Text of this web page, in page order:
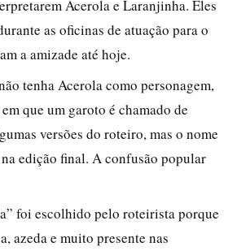
Acerola e Laranjinha. Eles
as oficinas de atuação para o
a amizade até hoje.
tenha Acerola como personagem,
que um garoto é chamado de
versões do roteiro, mas o nome
edição final. A confusão popular
foi escolhido pelo roteirista porque
azeda e muito presente nas